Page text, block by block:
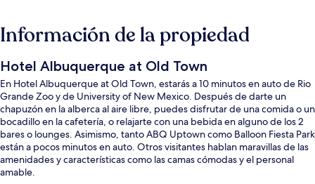
Información de la propiedad
Hotel Albuquerque at Old Town
En Hotel Albuquerque at Old Town, estarás a 10 minutos en auto de Rio
Grande Zoo y de University of New Mexico. Después de darte un
chapuzón en la alberca al aire libre, puedes disfrutar de una comida o un
bocadillo en la cafetería, o relajarte con una bebida en alguno de los 2
bares o lounges. Asimismo, tanto ABQ Uptown como Balloon Fiesta Park
están a pocos minutos en auto. Otros visitantes hablan maravillas de las
amenidades y características como las camas cómodas y el personal
amable.